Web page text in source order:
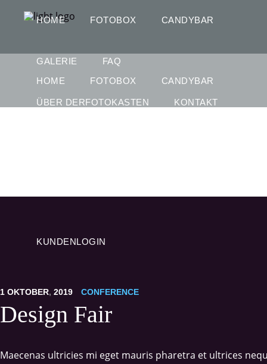
HOME FOTOBOX CANDYBAR
KUNDENLOGIN
HOME FOTOBOX CANDYBAR
GALERIE FAQ
ÜBER DERFOTOKASTEN KONTAKT
1 OKTOBER, 2019 CONFERENCE
Design Fair
Maecenas ultricies mi eget mauris pharetra et ultrices